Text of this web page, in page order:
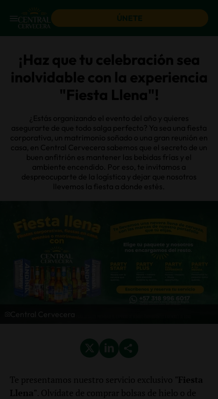
ÚNETE
¡Haz que tu celebración sea
inolvidable con la experiencia
"Fiesta Llena"!
¿Estás organizando el evento del año y quieres
asegurarte de que todo salga perfecto? Ya sea una fiesta
corporativa, un matrimonio soñado o una gran reunión en
casa, en Central Cervecera sabemos que el secreto de un
buen anfitrión es mantener las bebidas frías y el
ambiente encendido. Por eso, te invitamos a
despreocuparte de la logística y dejar que nosotros
llevemos la fiesta a donde estés.
Te presentamos nuestro servicio exclusivo "Fiesta
Llena" . Olvídate de comprar bolsas de hielo o de